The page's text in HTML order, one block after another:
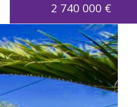
2 740 000 €